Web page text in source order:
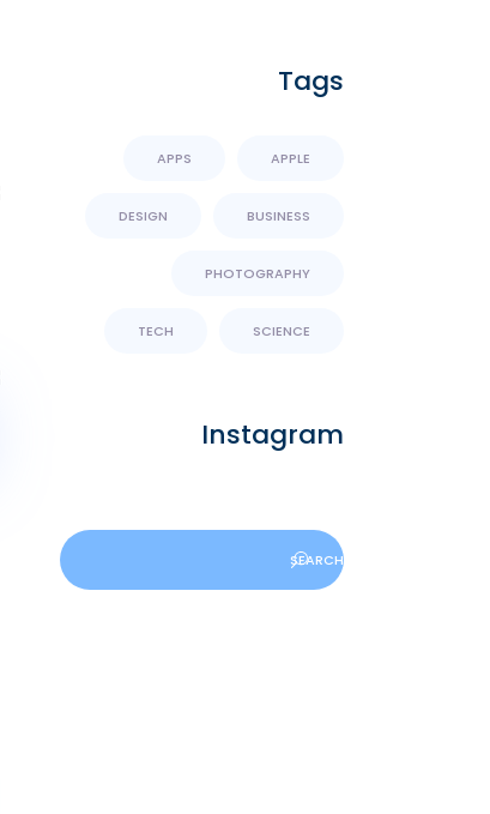
Tags
APPLE
APPS
BUSINESS
DESIGN
PHOTOGRAPHY
SCIENCE
TECH
Instagram